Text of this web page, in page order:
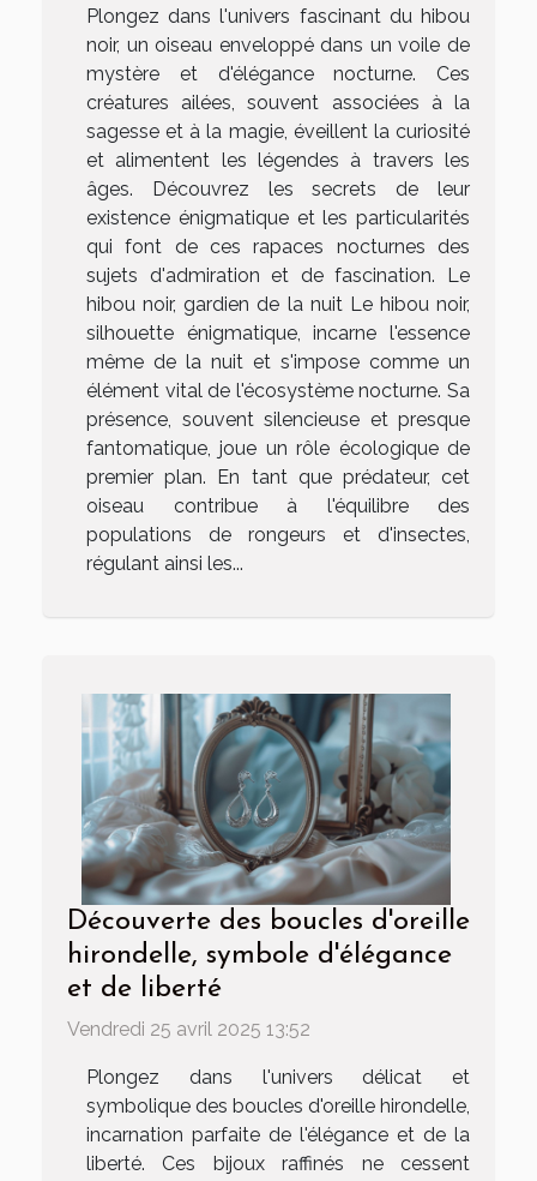
Plongez dans l'univers fascinant du hibou
noir, un oiseau enveloppé dans un voile de
mystère et d'élégance nocturne. Ces
créatures ailées, souvent associées à la
sagesse et à la magie, éveillent la curiosité
et alimentent les légendes à travers les
âges. Découvrez les secrets de leur
existence énigmatique et les particularités
qui font de ces rapaces nocturnes des
sujets d'admiration et de fascination. Le
hibou noir, gardien de la nuit Le hibou noir,
silhouette énigmatique, incarne l'essence
même de la nuit et s'impose comme un
élément vital de l'écosystème nocturne. Sa
présence, souvent silencieuse et presque
fantomatique, joue un rôle écologique de
premier plan. En tant que prédateur, cet
oiseau contribue à l'équilibre des
populations de rongeurs et d'insectes,
régulant ainsi les...
Découverte des boucles d'oreille
hirondelle, symbole d'élégance
et de liberté
Vendredi 25 avril 2025 13:52
Plongez dans l'univers délicat et
symbolique des boucles d'oreille hirondelle,
incarnation parfaite de l'élégance et de la
liberté. Ces bijoux raffinés ne cessent